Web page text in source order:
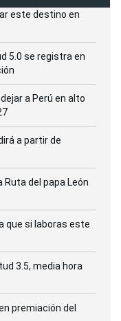
este destino en
5.0 se registra en
a Perú en alto
a partir de
Ruta del papa León
que si laboras este
3.5, media hora
premiación del